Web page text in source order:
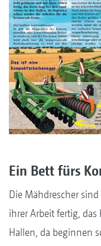
Ein Bett fürs
Die Mähdrescher
ihrer Arbeit fertig,
Hallen, da beginnen